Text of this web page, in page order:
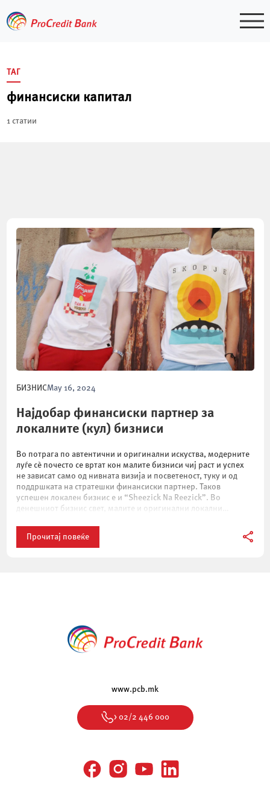
to
content
ТАГ
финансиски капитал
1 статии
БИЗНИСMay 16, 2024
Најдобар финансиски партнер за
локалните (кул) бизниси
Во потрага по автентични и оригинални искуства, модерните
луѓе сѐ почесто се вртат кон малите бизниси чиј раст и успех
не зависат само од нивната визија и посветеност, туку и од
поддршката на стратешки финансиски партнер. Таков
успешен локален бизнис е и “Sheezick Na Reezick”. Во
денешниот бизнис свет, малите и оригинални локални
Прочитај повеќе
www.pcb.mk
> 02/2 446 000